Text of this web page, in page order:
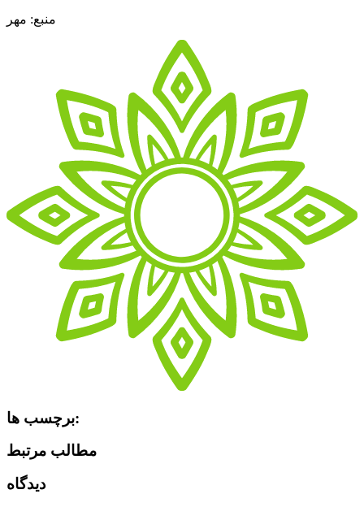
منبع: مهر
برچسب ها:
مطالب مرتبط
دیدگاه